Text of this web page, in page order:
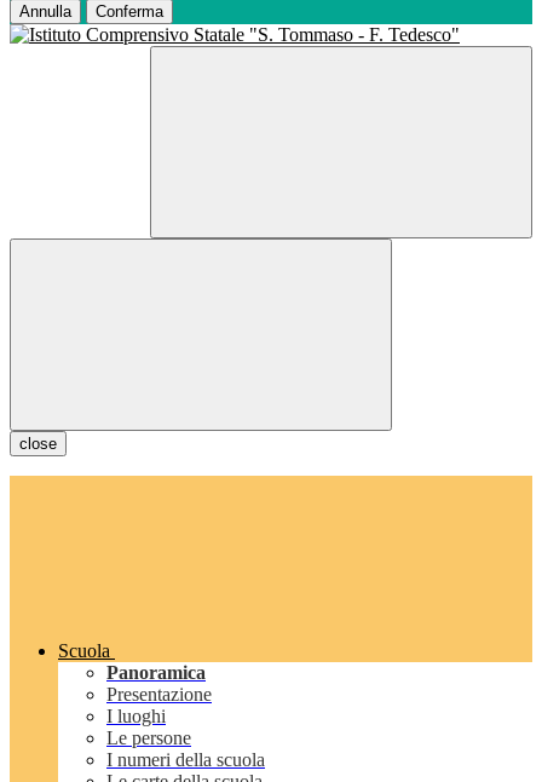
Annulla Conferma
close
Scuola
Panoramica
Presentazione
I luoghi
Le persone
I numeri della scuola